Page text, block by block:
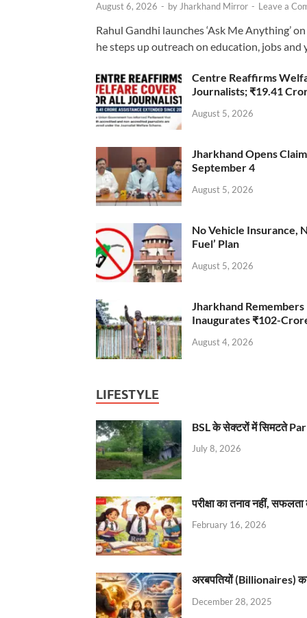
August 6, 2026 - by Jharkhand Mirror - Leave a
Rahul Gandhi launches ‘Ask Me Anything’
he steps up outreach on education, jobs and
Centre Reaffirms
Journalists; ₹19.41
August 5, 2026
Jharkhand Opens
September 4
August 5, 2026
No Vehicle Insurance,
Fuel’ Plan
August 5, 2026
Jharkhand
Inaugurates ₹102-
August 4, 2026
LIFESTYLE
BSL के सेक्टरों में सिमटते
July 8, 2026
परीक्षा का तनाव नहीं,
February 16, 2026
अरबपतियों (Billionaires)
December 28, 2025